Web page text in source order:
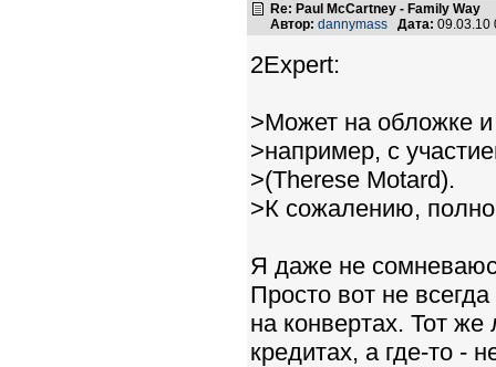
Re: Paul McCartney - Family Way
Автор: dannymass Дата:
2Expert:
>Может на обложке
>например, с
>(Therese Motard).
>К сожалению,
Я даже не
Просто вот не
на конвертах. Тот же
кредитах, а где-то -